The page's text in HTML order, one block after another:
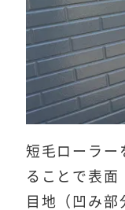
短毛ローラー
ることで表面
目地（凹み部